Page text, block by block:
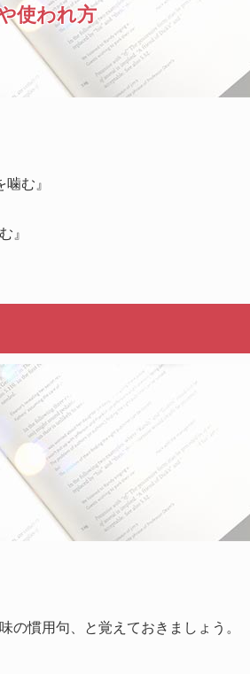
使われ方
む』
』
の慣用句、と覚えておきましょう。